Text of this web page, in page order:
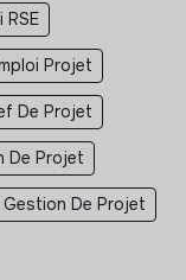
RSE
Projet
De Projet
De Projet
Gestion De Projet